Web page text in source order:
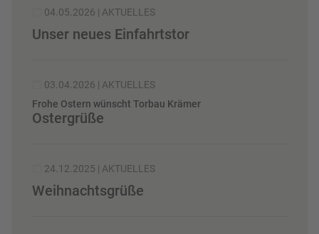
04.05.2026 | AKTUELLES
Unser neues Einfahrtstor
03.04.2026 | AKTUELLES
Frohe Ostern wünscht Torbau Krämer
Ostergrüße
24.12.2025 | AKTUELLES
Weihnachtsgrüße